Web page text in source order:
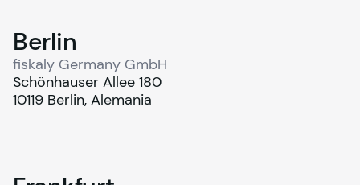
Berlin
fiskaly Germany GmbH
Schönhauser Allee 180
10119 Berlin, Alemania